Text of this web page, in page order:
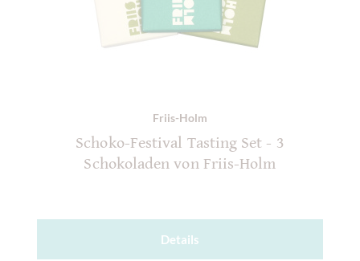
Friis-Holm
Schoko-Festival Tasting Set - 3
Schokoladen von Friis-Holm
Details